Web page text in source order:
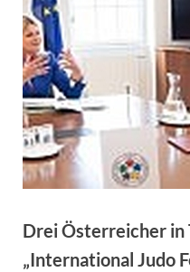
Drei Österreicher in
„International Judo